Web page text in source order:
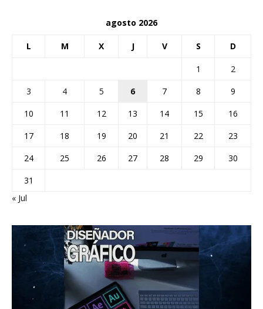
agosto 2026
L M X J V S D
1
2
3
4 5 6 7 8
9
10
11 12 13 14 15
16
17
18 19 20 21 22
23
24
25 26 27 28 29
30
31
« Jul